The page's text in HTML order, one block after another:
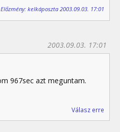
Előzmény: kelkáposzta 2003.09.03. 17:01
2003.09.03. 17:01
967sec azt meguntam.
Válasz erre